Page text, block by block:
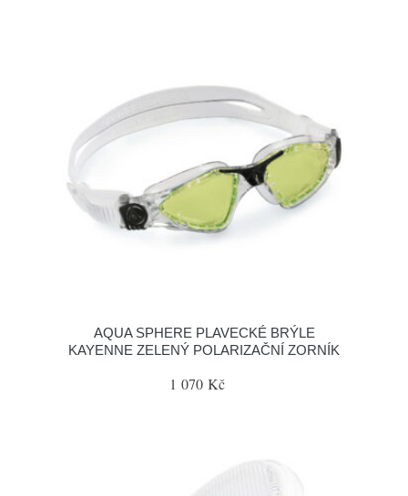
AQUA SPHERE PLAVECKÉ BRÝLE
KAYENNE ZELENÝ POLARIZAČNÍ ZORNÍK
1 070 Kč